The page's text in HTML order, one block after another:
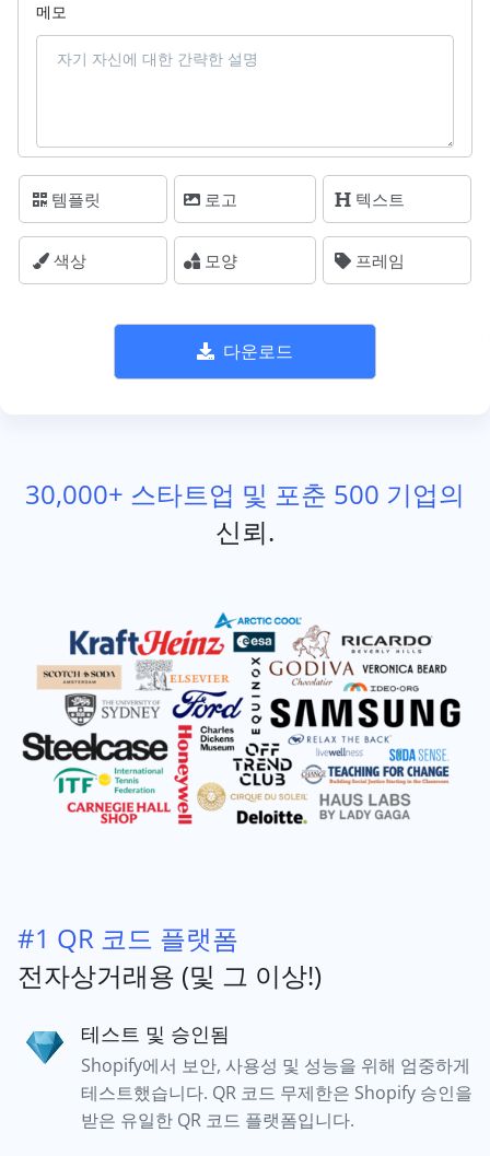
메모
템플릿 로고 텍스트
색상 모양 프레임
다운로드
30,000+ 스타트업 및 포춘 500 기업의
신뢰.
#1 QR 코드 플랫폼
전자상거래용 (및 그 이상!)
테스트 및 승인됨
Shopify에서 보안, 사용성 및 성능을 위해 엄중하게
테스트했습니다. QR 코드 무제한은 Shopify 승인을
받은 유일한 QR 코드 플랫폼입니다.